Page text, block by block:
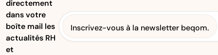
directement
dans votre
boîte mail les
actualités RH
et
Inscrivez-vous à la newsletter beqom.